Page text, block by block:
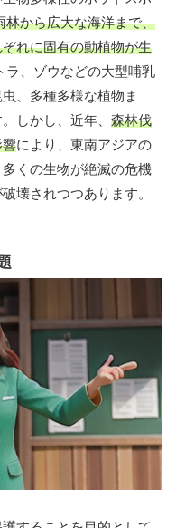
林から広大な海洋まで、
れに固有の動植物が生
ラ、ゾウなどの大型哺乳
、多種多様な植物ま
しかし、近年、 森林伐
響により、東南アジアの
くの生物が絶滅の危機
壊されつつあります。